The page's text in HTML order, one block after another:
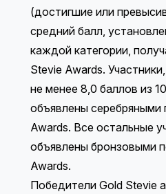
(достигшие или
средний балл,
каждой категории,
Stevie Awards.
не менее 8,0 баллов из
объявлены серебряными
Awards. Все остальные
объявлены бронзовыми
Awards.
Победители Gold Stevie